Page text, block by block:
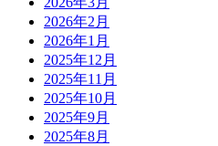
2026年2月
2026年1月
2025年12月
2025年11月
2025年10月
2025年9月
2025年8月